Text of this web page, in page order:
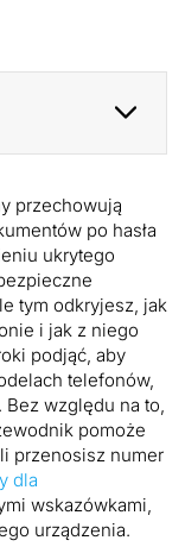
przechowują
po hasła
ukrytego
tym odkryjesz, jak
i jak z niego
podjąć, aby
telefonów,
względu na to,
pomoże
przenosisz numer
dla
wskazówkami,
urządzenia.